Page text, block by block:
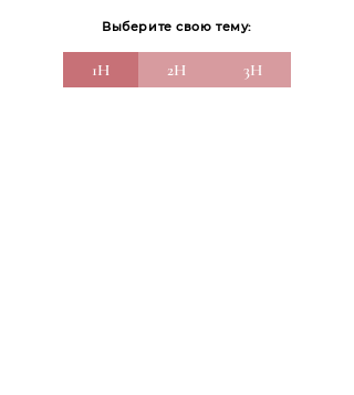
Выберите свою тему:
1H 2H 3H